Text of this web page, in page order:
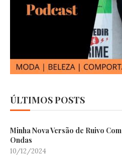
ÚLTIMOS POSTS
Minha Nova Versão de Ruivo Com
Ondas
10/12/2024